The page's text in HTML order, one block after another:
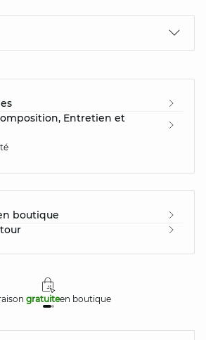
Entretien et
boutique
gratuiteen boutique